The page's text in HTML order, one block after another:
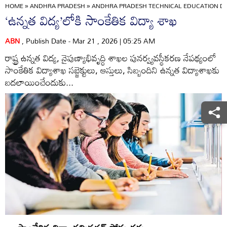
HOME»ANDHRA PRADESH»ANDHRA PRADESH TECHNICAL EDUCATION
‘ఉన్నత విద్య’లోకి సాంకేతిక విద్యా శాఖ
ABN, Publish Date - Mar 21 , 2026 | 05:25 AM
రాష్ట్ర ఉన్నత విద్య, నైపుణ్యాభివృద్ధి శాఖల పునర్వ్యవస్థీకరణ నేపథ్యంలో
సాంకేతిక విద్యాశాఖ సబ్జెక్టులు, ఆస్తులు, సిబ్బందిని ఉన్నత విద్యాశాఖకు
బదలాయించేందుకు...